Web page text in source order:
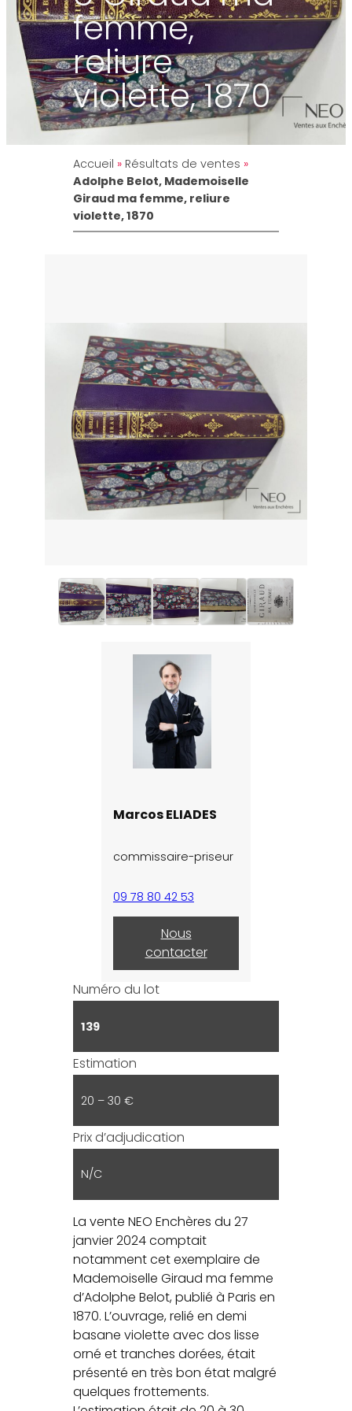
femme,
reliure
violette, 1870
Accueil » Résultats de ventes »
Adolphe Belot, Mademoiselle
Giraud ma femme, reliure
violette, 1870
Marcos ELIADES
commissaire-priseur
09 78 80 42 53
Nous
contacter
Numéro du lot
139
Estimation
20 – 30 €
Prix d’adjudication
N/C
La vente NEO Enchères du 27
janvier 2024 comptait
notamment cet exemplaire de
Mademoiselle Giraud ma femme
d’Adolphe Belot, publié à Paris en
1870. L’ouvrage, relié en demi
basane violette avec dos lisse
orné et tranches dorées, était
présenté en très bon état malgré
quelques frottements.